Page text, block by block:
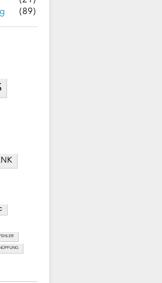
(89)
FEHLER